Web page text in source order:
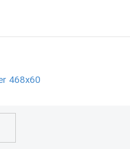
468x60